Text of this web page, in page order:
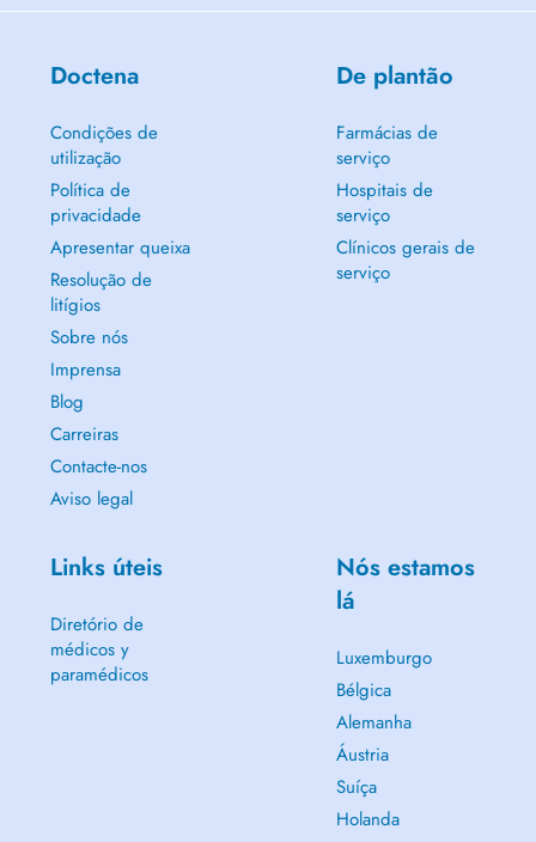
Doctena
Condições de
utilização
Política de
privacidade
Apresentar queixa
Resolução de
litígios
Sobre nós
Imprensa
Blog
Carreiras
Contacte-nos
Aviso legal
De plantão
Farmácias de
serviço
Hospitais de
serviço
Clínicos gerais de
serviço
Links úteis
Diretório de
médicos y
paramédicos
Nós estamos
lá
Luxemburgo
Bélgica
Alemanha
Áustria
Suíça
Holanda